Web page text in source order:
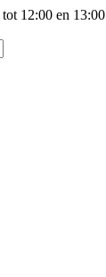
tot 12:00 en 13:00